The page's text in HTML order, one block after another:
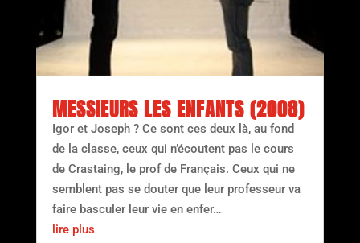
MESSIEURS LES ENFANTS (2008)
Igor et Joseph ? Ce sont ces deux là, au fond
de la classe, ceux qui n’écoutent pas le cours
de Crastaing, le prof de Français. Ceux qui ne
semblent pas se douter que leur professeur va
faire basculer leur vie en enfer…
lire plus